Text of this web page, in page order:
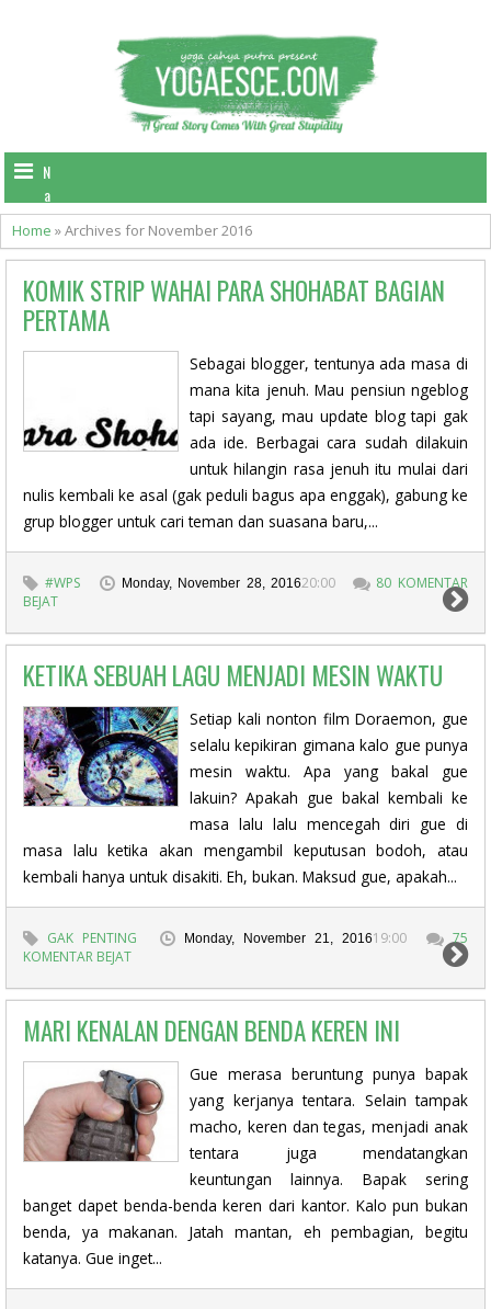
N
a
v
i
g
a
t
i
o
Home »Archives for November 2016
KOMIK STRIP WAHAI PARA SHOHABAT BAGIAN
PERTAMA
Sebagai blogger, tentunya ada masa di
mana kita jenuh. Mau pensiun ngeblog
tapi sayang, mau update blog tapi gak
ada ide. Berbagai cara sudah dilakuin
untuk hilangin rasa jenuh itu mulai dari
nulis kembali ke asal (gak peduli bagus apa enggak), gabung ke
grup blogger untuk cari teman dan suasana baru,...
#WPS Monday, November 28, 201620:00
80 KOMENTAR
BEJAT
KETIKA SEBUAH LAGU MENJADI MESIN WAKTU
Setiap kali nonton film Doraemon, gue
selalu kepikiran gimana kalo gue punya
mesin waktu. Apa yang bakal gue
lakuin? Apakah gue bakal kembali ke
masa lalu lalu mencegah diri gue di
masa lalu ketika akan mengambil keputusan bodoh, atau
kembali hanya untuk disakiti. Eh, bukan. Maksud gue, apakah...
GAK PENTING Monday, November 21, 201619:00
75
KOMENTAR BEJAT
MARI KENALAN DENGAN BENDA KEREN INI
Gue merasa beruntung punya bapak
yang kerjanya tentara. Selain tampak
macho, keren dan tegas, menjadi anak
tentara juga mendatangkan
keuntungan lainnya. Bapak sering
banget dapet benda-benda keren dari kantor. Kalo pun bukan
benda, ya makanan. Jatah mantan, eh pembagian, begitu
katanya. Gue inget...